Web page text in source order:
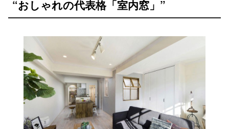
“おしゃれの代表格「室内窓」”